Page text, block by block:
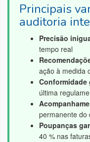
Principais
auditoria
Precisão
tempo real
ação à medida
Conformidade
última
permanente do
Poupanças
40 % nas